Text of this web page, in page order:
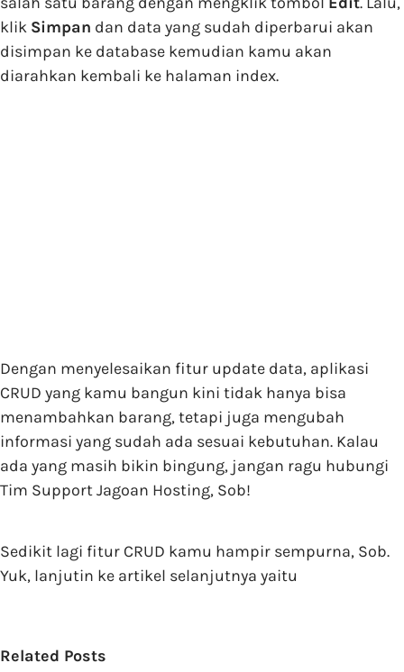
klik Simpan dan data yang sudah diperbarui akan
disimpan ke database kemudian kamu akan
diarahkan kembali ke halaman index.
Dengan menyelesaikan fitur update data, aplikasi
CRUD yang kamu bangun kini tidak hanya bisa
menambahkan barang, tetapi juga mengubah
informasi yang sudah ada sesuai kebutuhan. Kalau
ada yang masih bikin bingung, jangan ragu hubungi
Tim Support Jagoan Hosting, Sob!
Sedikit lagi fitur CRUD kamu hampir sempurna, Sob.
Yuk, lanjutin ke artikel selanjutnya yaitu
Related Posts